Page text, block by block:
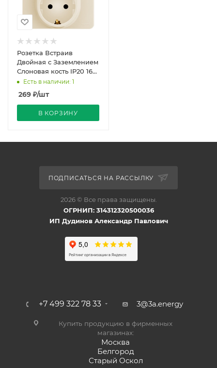
Розетка Встраив
Двойная с Заземлением
Слоновая кость IP20 16А
250В INSPIRIA Legrand
Есть в наличии: 1
269 ₽/шт
В КОРЗИНУ
ПОДПИСАТЬСЯ НА РАССЫЛКУ
2026 © Все права защищены.
ОГРНИП: 314312320500036
ИП Дудинов Александр Павлович
+7 499 322 78 33 3@3a.energy
Купить продукцию в фирменных
магазинах:
Москва
Белгород
Старый Оскол